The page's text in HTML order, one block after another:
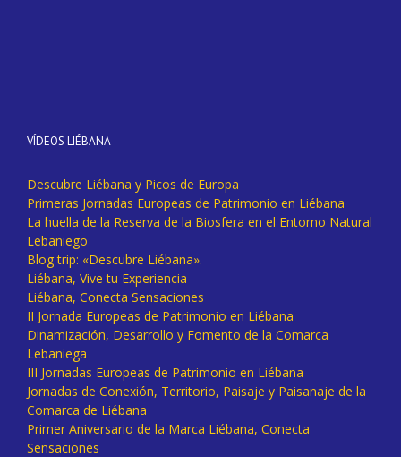
VÍDEOS LIÉBANA
Descubre Liébana y Picos de Europa
Primeras Jornadas Europeas de Patrimonio en Liébana
La huella de la Reserva de la Biosfera en el Entorno Natural
Lebaniego
Blog trip: «Descubre Liébana».
Liébana, Vive tu Experiencia
Liébana, Conecta Sensaciones
II Jornada Europeas de Patrimonio en Liébana
Dinamización, Desarrollo y Fomento de la Comarca
Lebaniega
III Jornadas Europeas de Patrimonio en Liébana
Jornadas de Conexión, Territorio, Paisaje y Paisanaje de la
Comarca de Liébana
Primer Aniversario de la Marca Liébana, Conecta
Sensaciones